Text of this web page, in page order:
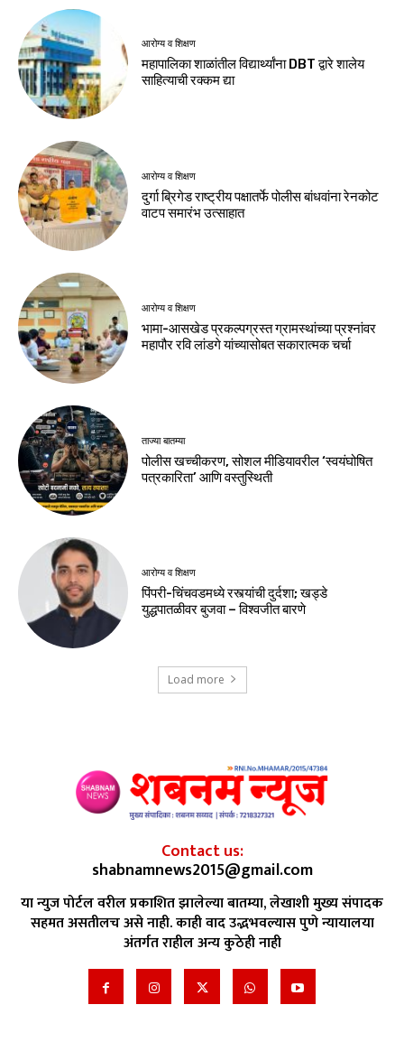
आरोग्य व शिक्षण
महापालिका शाळांतील विद्यार्थ्यांना DBT द्वारे शालेय
साहित्याची रक्कम द्या
आरोग्य व शिक्षण
दुर्गा ब्रिगेड राष्ट्रीय पक्षातर्फे पोलीस बांधवांना रेनकोट
वाटप समारंभ उत्साहात
आरोग्य व शिक्षण
भामा-आसखेड प्रकल्पग्रस्त ग्रामस्थांच्या प्रश्नांवर
महापौर रवि लांडगे यांच्यासोबत सकारात्मक चर्चा
ताज्या बातम्या
पोलीस खच्चीकरण, सोशल मीडियावरील ‘स्वयंघोषित
पत्रकारिता’ आणि वस्तुस्थिती
आरोग्य व शिक्षण
पिंपरी-चिंचवडमध्ये रस्त्यांची दुर्दशा; खड्डे
युद्धपातळीवर बुजवा – विश्वजीत बारणे
Load more
Contact us:
shabnamnews2015@gmail.com
या न्युज पोर्टल वरील प्रकाशित झालेल्या बातम्या, लेखाशी मुख्य संपादक
सहमत असतीलच असे नाही. काही वाद उद्भभवल्यास पुणे न्यायालया
अंतर्गत राहील अन्य कुठेही नाही